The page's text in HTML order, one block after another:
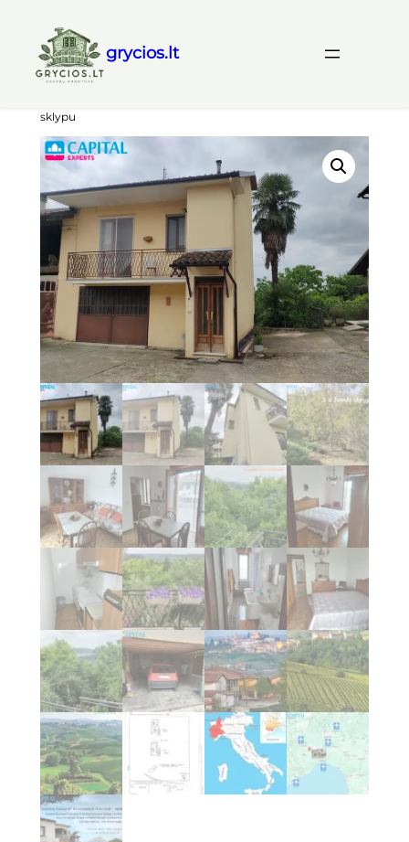
turinio
grycios.lt
Pradžia/NT užsienyje
sklypu